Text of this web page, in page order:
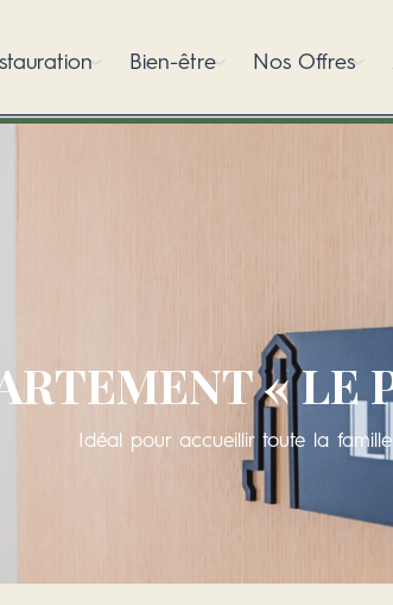
Bien-être Nos Offres
« LE
Idéal pour accueillir toute la famille